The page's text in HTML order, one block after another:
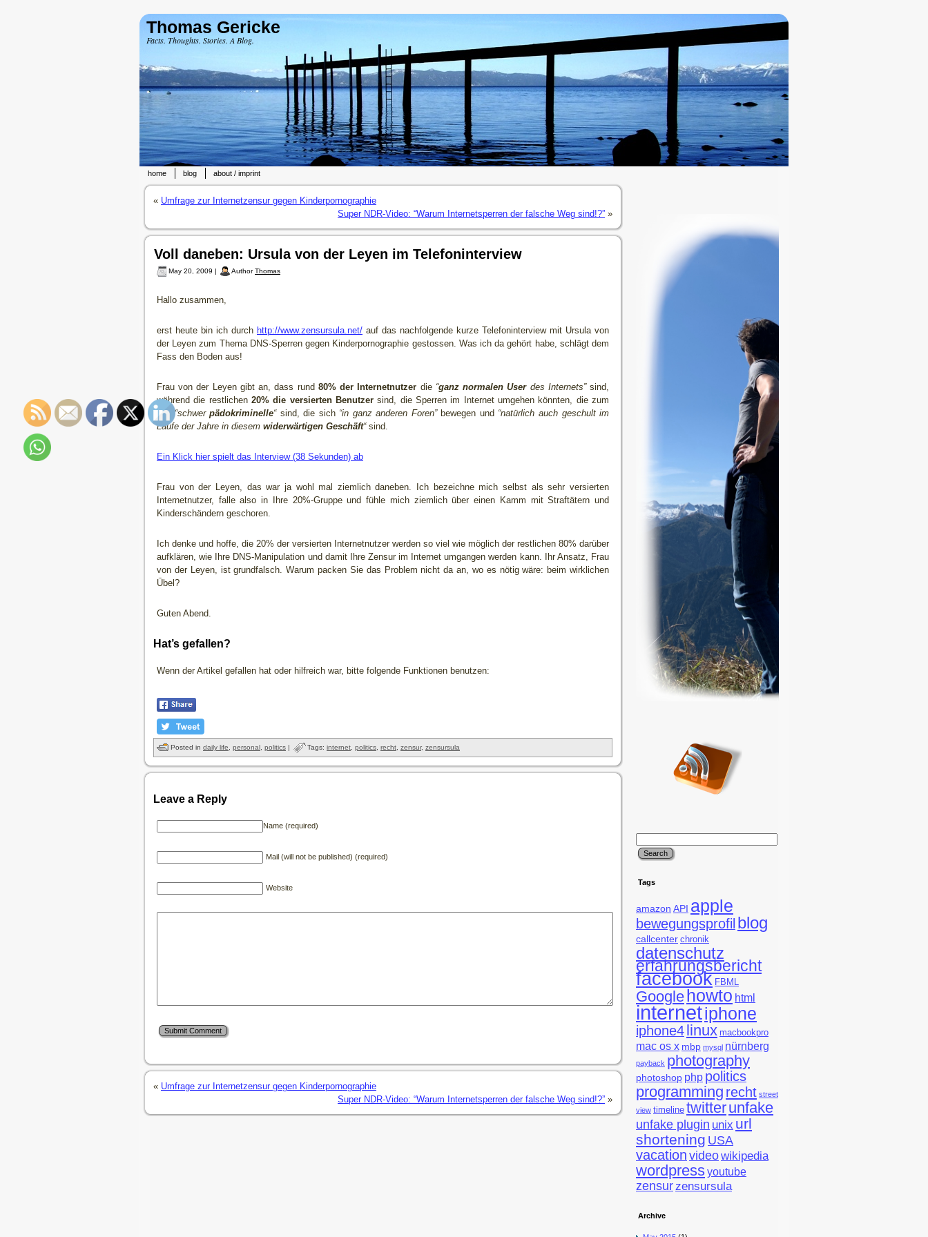
Thomas Gericke
Facts. Thoughts. Stories. A Blog.
home blog about / imprint
« Umfrage zur Internetzensur gegen Kinderpornographie
Super NDR-Video: “Warum Internetsperren der falsche Weg sind!?” »
Voll daneben: Ursula von der Leyen im Telefoninterview
May 20, 2009 | AuthorThomas
Hallo zusammen,
erst heute bin ich durch http://www.zensursula.net/ auf das nachfolgende kurze Telefoninterview mit Ursula von
der Leyen zum Thema DNS-Sperren gegen Kinderpornographie gestossen. Was ich da gehört habe, schlägt dem
Fass den Boden aus!
Frau von der Leyen gibt an, dass rund 80% der Internetnutzer die “ganz normalen Userdes Internets”sind,
während die restlichen 20% die versierten Benutzersind, die Sperren im Internet umgehen könnten, die zum
Teil “schwerpädokriminelle“sind, die sich “in ganz anderen Foren”bewegen und “natürlich auch geschult im
Laufe der Jahre in diesem widerwärtigen Geschäft“sind.
Ein Klick hier spielt das Interview (38 Sekunden) ab
Frau von der Leyen, das war ja wohl mal ziemlich daneben. Ich bezeichne mich selbst als sehr versierten
Internetnutzer, falle also in Ihre 20%-Gruppe und fühle mich ziemlich über einen Kamm mit Straftätern und
Kinderschändern geschoren.
Ich denke und hoffe, die 20% der versierten Internetnutzer werden so viel wie möglich der restlichen 80% darüber
aufklären, wie Ihre DNS-Manipulation und damit Ihre Zensur im Internet umgangen werden kann. Ihr Ansatz, Frau
von der Leyen, ist grundfalsch. Warum packen Sie das Problem nicht da an, wo es nötig wäre: beim wirklichen
Übel?
Guten Abend.
Hat’s gefallen?
Wenn der Artikel gefallen hat oder hilfreich war, bitte folgende Funktionen benutzen:
Posted in daily life personal politics | Tags: internet politics recht zensur, zensursula
Leave a Reply
Name (required)
Mail (will not be published) (required)
Website
« Umfrage zur Internetzensur gegen Kinderpornographie
Super NDR-Video: “Warum Internetsperren der falsche Weg sind!?” »
Tags
amazon API apple
bewegungsprofil blog
callcenter chronik
datenschutz
erfahrungsbericht
facebook FBML
Google howto html
internetiphone
iphone4linux macbookpro
mac os x mbp mysql nürnberg
payback photography
photoshop php politics
programming recht street
view timeline twitterunfake
unfake plugin unix url
shortening USA
vacation videowikipedia
wordpressyoutube
zensurzensursula
Archive